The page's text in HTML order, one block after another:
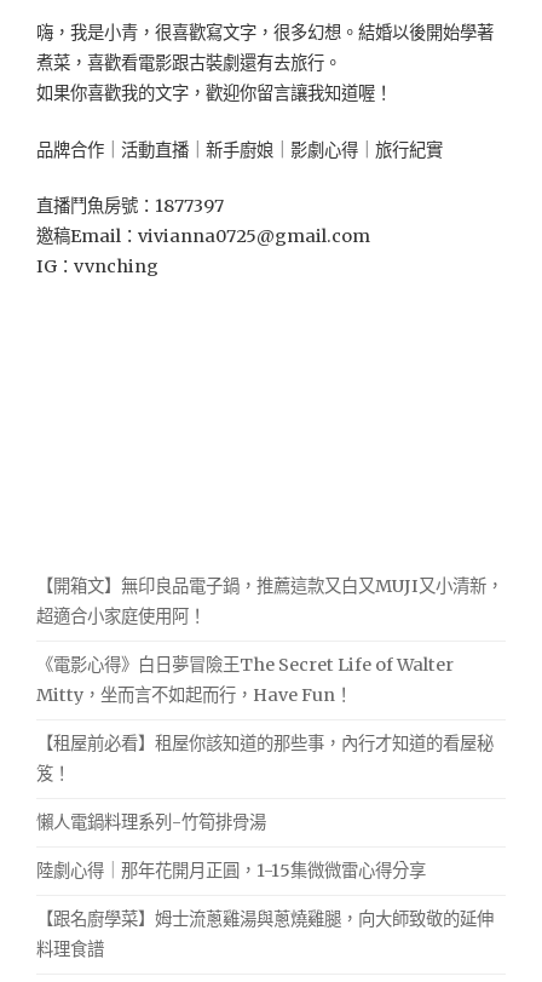
嗨，我是小青，很喜歡寫文字，很多幻想。結婚以後開始學著
煮菜，喜歡看電影跟古裝劇還有去旅行。
如果你喜歡我的文字，歡迎你留言讓我知道喔！
品牌合作｜活動直播｜新手廚娘｜影劇心得｜旅行紀實
直播鬥魚房號：1877397
邀稿Email： vivianna0725@gmail.com
IG：vvnching
【開箱文】無印良品電子鍋，推薦這款又白又MUJI又小清新，
超適合小家庭使用阿！
《電影心得》白日夢冒險王The Secret Life of Walter
Mitty，坐而言不如起而行，Have Fun！
【租屋前必看】租屋你該知道的那些事，內行才知道的看屋秘
笈！
懶人電鍋料理系列-竹筍排骨湯
陸劇心得｜那年花開月正圓，1-15集微微雷心得分享
【跟名廚學菜】姆士流蔥雞湯與蔥燒雞腿，向大師致敬的延伸
料理食譜